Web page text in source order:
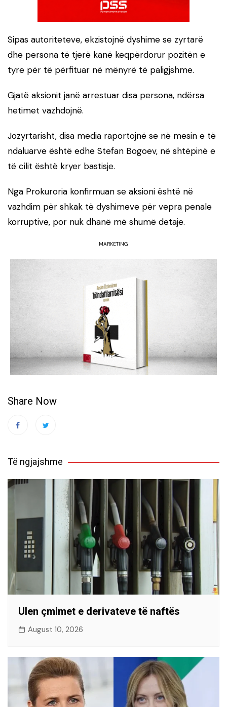
Sipas autoriteteve, ekzistojnë dyshime se zyrtarë
dhe persona të tjerë kanë keqpërdorur pozitën e
tyre për të përfituar në mënyrë të paligjshme.
Gjatë aksionit janë arrestuar disa persona, ndërsa
hetimet vazhdojnë.
Jozyrtarisht, disa media raportojnë se në mesin e të
ndaluarve është edhe Stefan Bogoev, në shtëpinë e
të cilit është kryer bastisje.
Nga Prokuroria konfirmuan se aksioni është në
vazhdim për shkak të dyshimeve për vepra penale
korruptive, por nuk dhanë më shumë detaje.
MARKETING
Share Now
Të ngjajshme
Ulen çmimet e derivateve të naftës
August 10, 2026